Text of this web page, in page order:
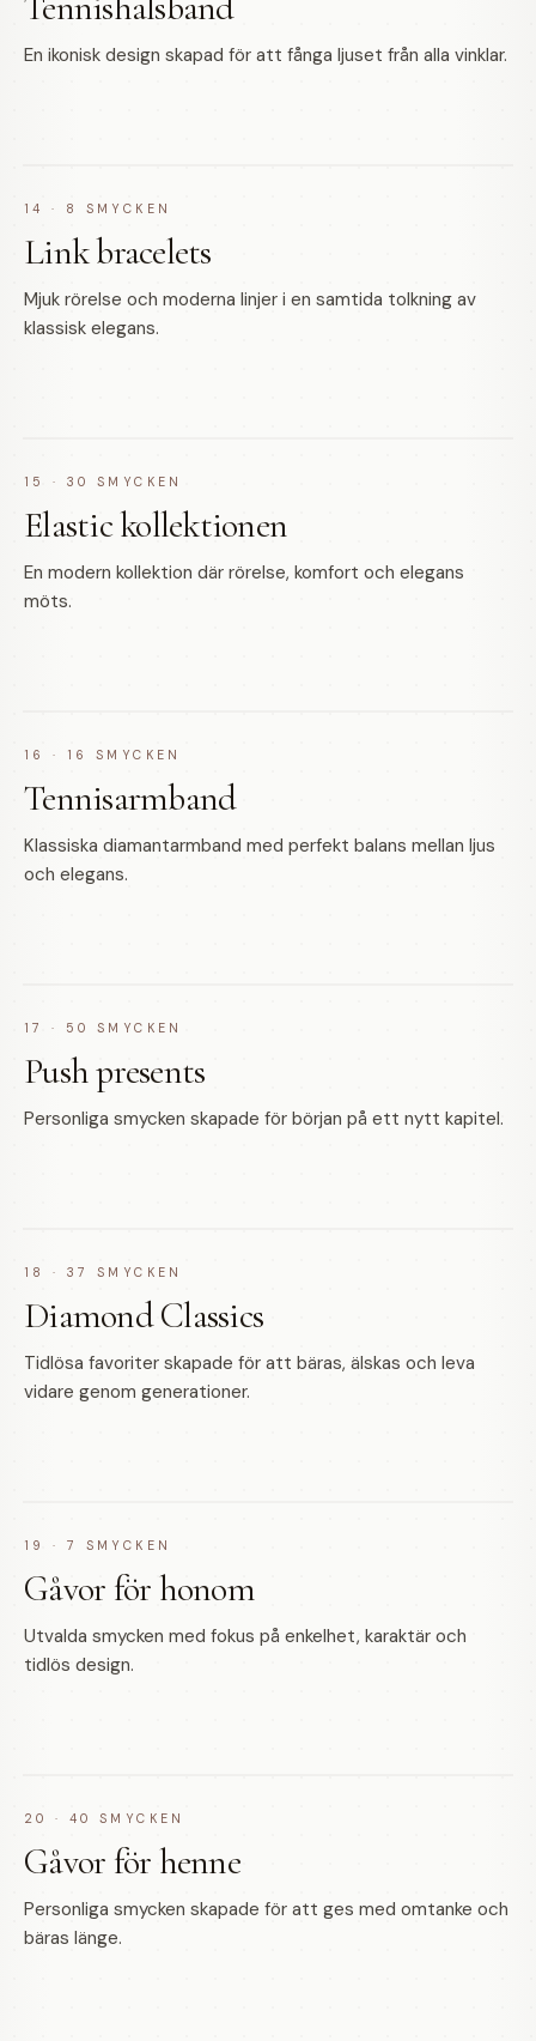
En ikonisk design skapad för att fånga ljuset från alla vinklar.
14 · 8 SMYCKEN
Link bracelets
Mjuk rörelse och moderna linjer i en samtida tolkning av
klassisk elegans.
15 · 30 SMYCKEN
Elastic kollektionen
En modern kollektion där rörelse, komfort och elegans
möts.
16 · 16 SMYCKEN
Tennisarmband
Klassiska diamantarmband med perfekt balans mellan ljus
och elegans.
17 · 50 SMYCKEN
Push presents
Personliga smycken skapade för början på ett nytt kapitel.
18 · 37 SMYCKEN
Diamond Classics
Tidlösa favoriter skapade för att bäras, älskas och leva
vidare genom generationer.
19 · 7 SMYCKEN
Gåvor för honom
Utvalda smycken med fokus på enkelhet, karaktär och
tidlös design.
20 · 40 SMYCKEN
Gåvor för henne
Personliga smycken skapade för att ges med omtanke och
bäras länge.